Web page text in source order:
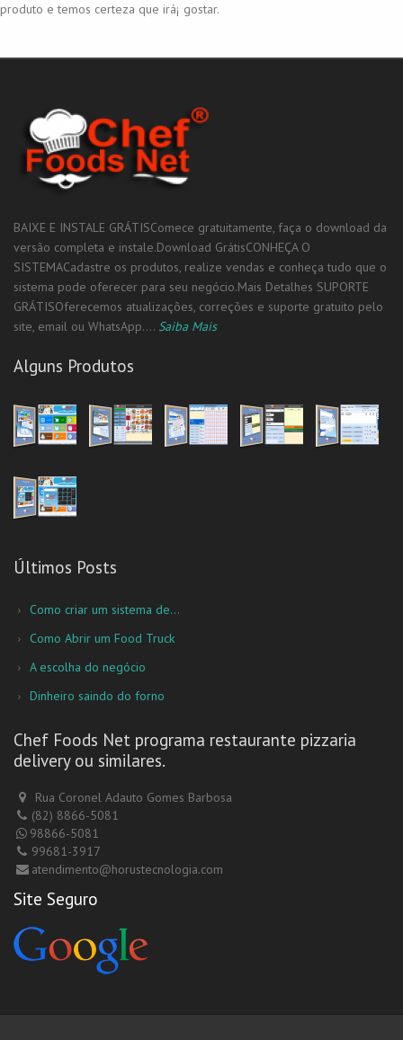
produto e temos certeza que irá¡ gostar.
BAIXE E INSTALE GRÁTISComece gratuitamente, faça o download da
versão completa e instale.Download GrátisCONHEÇA O
SISTEMACadastre os produtos, realize vendas e conheça tudo que o
sistema pode oferecer para seu negócio.Mais Detalhes SUPORTE
GRÁTISOferecemos atualizações, correções e suporte gratuito pelo
site, email ou WhatsApp.... Saiba Mais
Alguns Produtos
Últimos Posts
Como criar um sistema de...
Como Abrir um Food Truck
A escolha do negócio
Dinheiro saindo do forno
Chef Foods Net programa restaurante pizzaria
delivery ou similares.
Rua Coronel Adauto Gomes Barbosa
(82) 8866-5081
98866-5081
99681-3917
atendimento@horustecnologia.com
Site Seguro